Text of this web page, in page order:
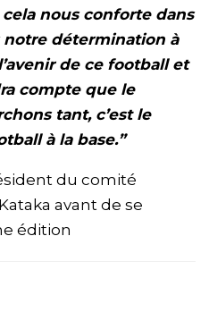
nous conforte dans
détermination à
de ce football et
compte que le
tant, c’est le
à la base.”
du comité
avant de se
édition